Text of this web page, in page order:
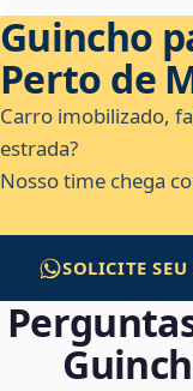
Guincho
Perto de
Carro imobilizado,
estrada?
Nosso time chega
SOLICITE